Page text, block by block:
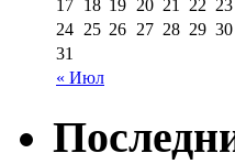
« Июл
17 18 19 20 21 22 23
24 25 26 27 28 29 30
31